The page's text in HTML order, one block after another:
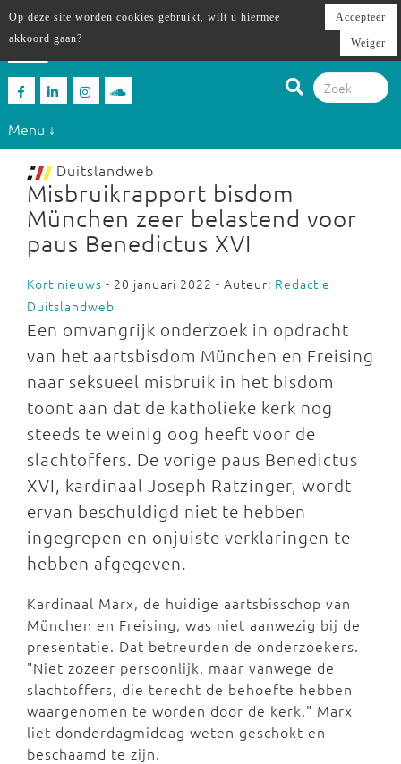
Menu ↓
Duitslandweb
Misbruikrapport bisdom
München zeer belastend voor
paus Benedictus XVI
Kort nieuws - 20 januari 2022 - Auteur: Redactie
Duitslandweb
Een omvangrijk onderzoek in opdracht
van het aartsbisdom München en Freising
naar seksueel misbruik in het bisdom
toont aan dat de katholieke kerk nog
steeds te weinig oog heeft voor de
slachtoffers. De vorige paus Benedictus
XVI, kardinaal Joseph Ratzinger, wordt
ervan beschuldigd niet te hebben
ingegrepen en onjuiste verklaringen te
hebben afgegeven.
Kardinaal Marx, de huidige aartsbisschop van
München en Freising, was niet aanwezig bij de
presentatie. Dat betreurden de onderzoekers.
"Niet zozeer persoonlijk, maar vanwege de
slachtoffers, die terecht de behoefte hebben
waargenomen te worden door de kerk." Marx
liet donderdagmiddag weten geschokt en
beschaamd te zijn.
Op deze site worden cookies gebruikt, wilt u hiermee
akkoord gaan?
Accepteer
Weiger